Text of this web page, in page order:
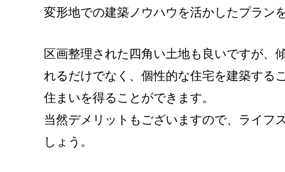
変形地での建築ノウハウを活かしたプラン
区画整理された四角い土地も良いですが、
れるだけでなく、個性的な住宅を建築する
住まいを得ることができます。
当然デメリットもございますので、ライフ
しょう。